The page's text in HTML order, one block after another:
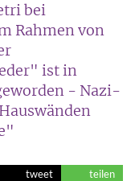
bei
Rahmen von
ist in
- Nazi-
tweet teilen